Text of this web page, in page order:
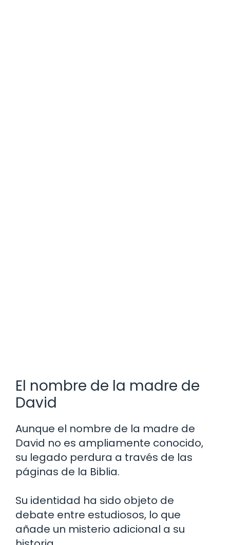
El nombre de la madre de
David
Aunque el nombre de la madre de
David no es ampliamente conocido,
su legado perdura a través de las
páginas de la Biblia.
Su identidad ha sido objeto de
debate entre estudiosos, lo que
añade un misterio adicional a su